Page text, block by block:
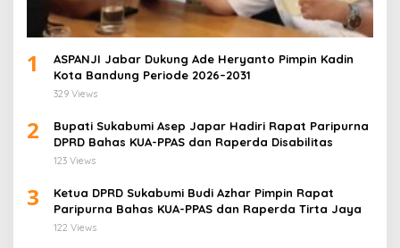
1
ASPANJI Jabar Dukung Ade Heryanto Pimpin Kadin
Kota Bandung Periode 2026–2031
329 Views
2
Bupati Sukabumi Asep Japar Hadiri Rapat Paripurna
DPRD Bahas KUA-PPAS dan Raperda Disabilitas
123 Views
3
Ketua DPRD Sukabumi Budi Azhar Pimpin Rapat
Paripurna Bahas KUA-PPAS dan Raperda Tirta Jaya
122 Views